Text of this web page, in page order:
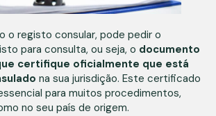
o registo consular, pode pedir o
para consulta, ou seja, o documento
certifique oficialmente que está
na sua jurisdição. Este certificado
para muitos procedimentos,
no seu país de origem.